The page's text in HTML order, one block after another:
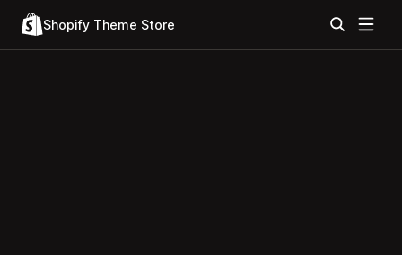
Shopify Theme Store